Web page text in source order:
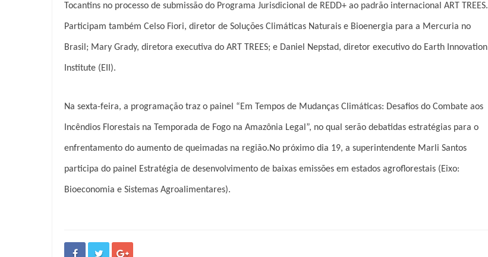
Tocantins no processo de submissão do Programa Jurisdicional de REDD+ ao padrão internacional ART TREES.
Participam também Celso Fiori, diretor de Soluções Climáticas Naturais e Bioenergia para a Mercuria no
Brasil; Mary Grady, diretora executiva do ART TREES; e Daniel Nepstad, diretor executivo do Earth Innovation
Institute (EII).
Na sexta-feira, a programação traz o painel “Em Tempos de Mudanças Climáticas: Desafios do Combate aos
Incêndios Florestais na Temporada de Fogo na Amazônia Legal”, no qual serão debatidas estratégias para o
enfrentamento do aumento de queimadas na região.No próximo dia 19, a superintendente Marli Santos
participa do painel Estratégia de desenvolvimento de baixas emissões em estados agroflorestais (Eixo:
Bioeconomia e Sistemas Agroalimentares).